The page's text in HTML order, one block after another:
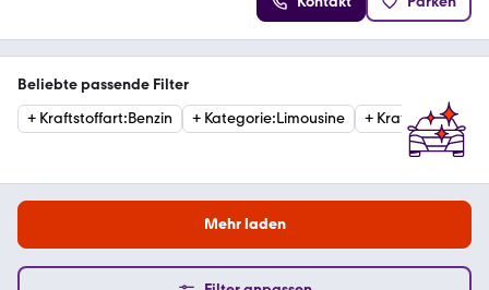
Beliebte passende Filter
+ Kraftstoffart:Benzin + Kategorie:Limousine + Kraftstoffart
Mehr laden